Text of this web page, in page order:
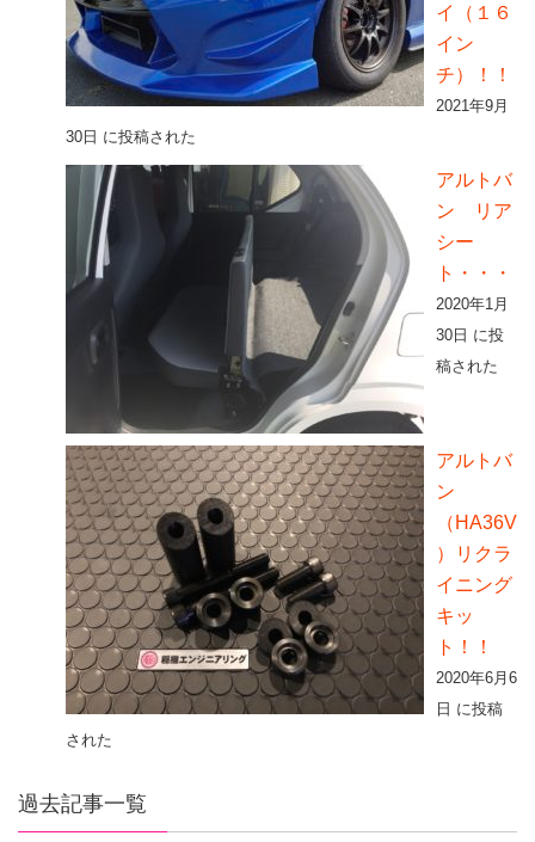
イ（１６
イン
チ）！！
2021年9月
30日 に投稿された
アルトバ
ン リア
シー
ト・・・
2020年1月
30日 に投
稿された
アルトバ
ン
（HA36V
）リクラ
イニング
キッ
ト！！
2020年6月6
日 に投稿
された
過去記事一覧